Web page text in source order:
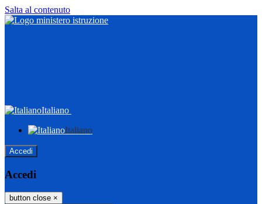
Salta al contenuto
Italiano
Italiano
Accedi
Accedi
button close ×